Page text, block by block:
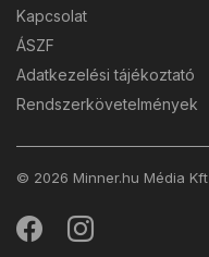
Kapcsolat
ÁSZF
Adatkezelési tájékoztató
Rendszerkövetelmények
© 2026 Minner.hu Média Kft